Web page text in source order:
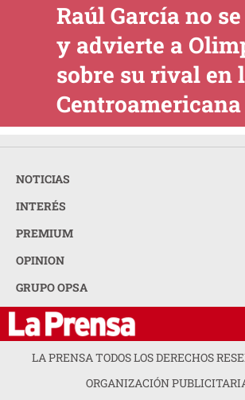
Raúl García no
y advierte a
sobre su rival en
Centroamericana
NOTICIAS
INTERÉS
PREMIUM
OPINION
GRUPO OPSA
LA PRENSA TODOS LOS DERECHOS
ORGANIZACIÓN